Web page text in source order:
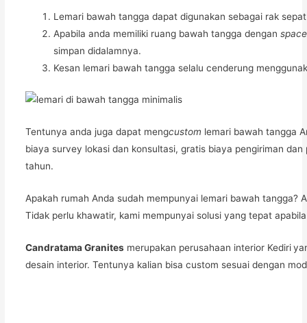
Lemari bawah tangga dapat digunakan sebagai rak
Apabila anda memiliki ruang bawah tangga dengan
simpan didalamnya.
Kesan lemari bawah tangga selalu cenderung
Tentunya anda juga dapat mengcustom lemari bawah tangga
biaya survey lokasi dan konsultasi, gratis biaya pengiriman
tahun.
Apakah rumah Anda sudah mempunyai lemari bawah
Tidak perlu khawatir, kami mempunyai solusi yang tepat
Candratama Granites merupakan perusahaan interior Kediri
desain interior. Tentunya kalian bisa custom sesuai dengan